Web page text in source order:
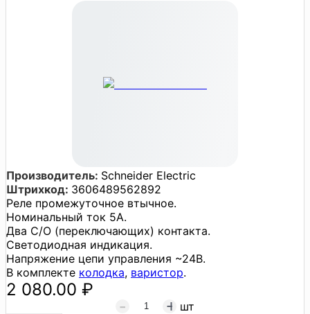
Производитель: Schneider Electric
Штрихкод: 3606489562892
Реле промежуточное втычное.
Номинальный ток 5А.
Два С/О (переключающих) контакта.
Светодиодная индикация.
Напряжение цепи управления ~24В.
В комплекте колодка, варистор.
2 080.00 ₽
шт